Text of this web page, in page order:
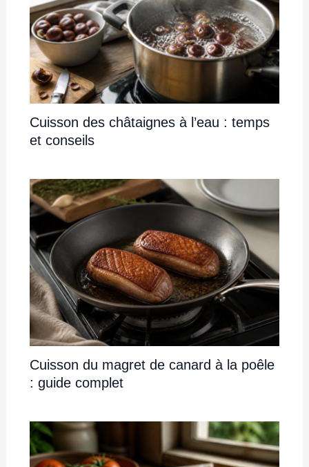
Cuisson des châtaignes à l’eau : temps
et conseils
Cuisson du magret de canard à la poêle
: guide complet